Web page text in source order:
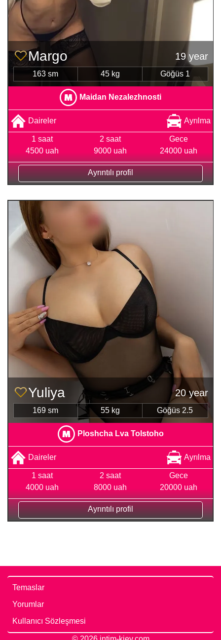
Margo 19 year
163 sm 45 kg Göğüs 1
Maidan Nezalezhnosti
Daireler Ayrılma
1 saat
4500 uah
2 saat
9000 uah
Gece
24000 uah
Ayrıntılı profil
Yuliya 20 year
169 sm 55 kg Göğüs 2.5
Ploshcha Lva Tolstoho
Daireler Ayrılma
1 saat
4000 uah
2 saat
8000 uah
Gece
20000 uah
Ayrıntılı profil
Temaslar
Yorumlar
Kullanıcı Sözleşmesi